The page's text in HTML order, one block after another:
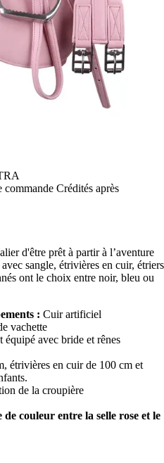
commande Crédités après
d'être prêt à partir à l’aventure
sangle, étrivières en cuir, étriers
ont le choix entre noir, bleu ou
: Cuir artificiel
vachette
équipé avec bride et rênes
étrivières en cuir de 100 cm et
de la croupière
couleur entre la selle rose et le